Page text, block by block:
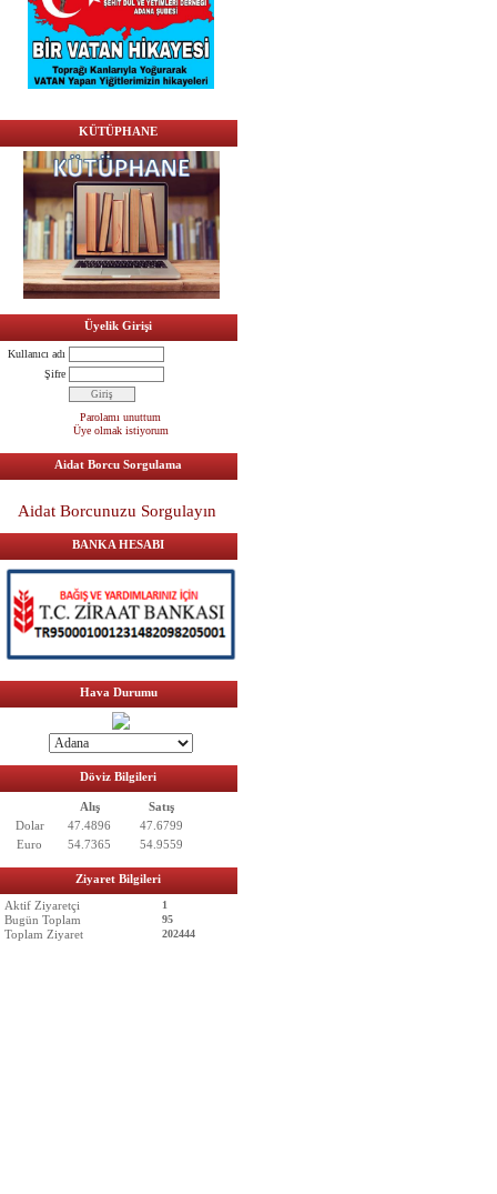
KÜTÜPHANE
Üyelik Girişi
Kullanıcı adı
Şifre
Parolamı unuttum
Üye olmak istiyorum
Aidat Borcu Sorgulama
Aidat Borcunuzu Sorgulayın
BANKA HESABI
Hava Durumu
Döviz Bilgileri
Alış
Satış
Dolar
47.4896
47.6799
Euro
54.7365 54.9559
Ziyaret Bilgileri
Aktif Ziyaretçi
1
Bugün Toplam 95
Toplam Ziyaret 202444